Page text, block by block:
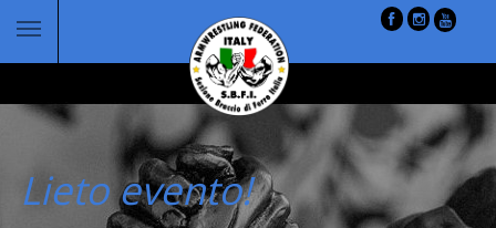
Lieto evento!